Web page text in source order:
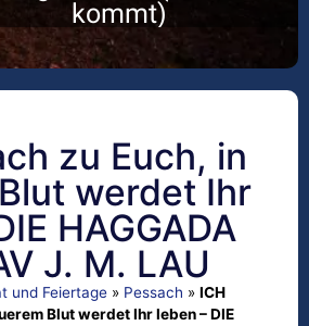
kommt)
zu Euch, in
werdet Ihr
HAGGADA
J. M. LAU
und Feiertage » Pessach » ICH
Blut werdet Ihr leben – DIE